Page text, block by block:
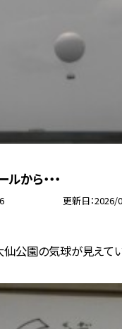
から・・・
更新日 2026/
仙公園の気球が見えてい